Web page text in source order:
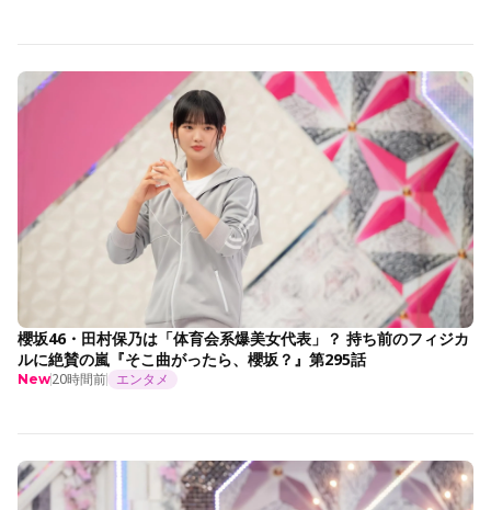
櫻坂46・田村保乃は「体育会系爆美女代表」？ 持ち前のフィジカ
ルに絶賛の嵐『そこ曲がったら、櫻坂？』第295話
New20時間前 エンタメ